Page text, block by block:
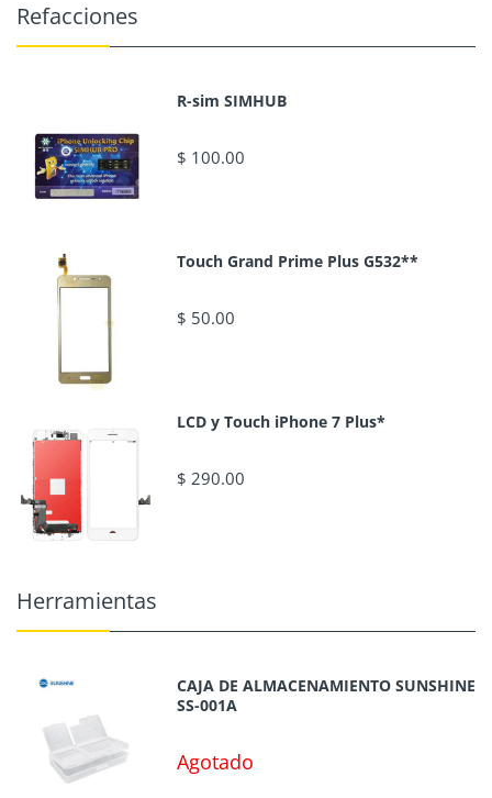
Refacciones
R-sim SIMHUB
$ 100.00
Touch Grand Prime Plus G532**
$ 50.00
LCD y Touch iPhone 7 Plus*
$ 290.00
Herramientas
CAJA DE ALMACENAMIENTO SUNSHINE
SS-001A
Agotado